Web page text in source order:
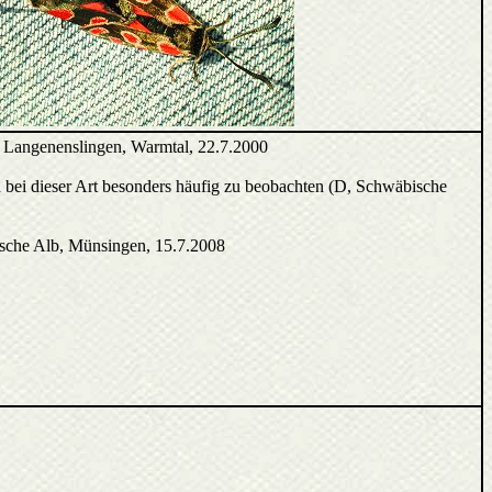
Warmtal, 22.7.2000
dieser Art besonders häufig zu beobachten (D, Schwäbische
Alb, Münsingen, 15.7.2008